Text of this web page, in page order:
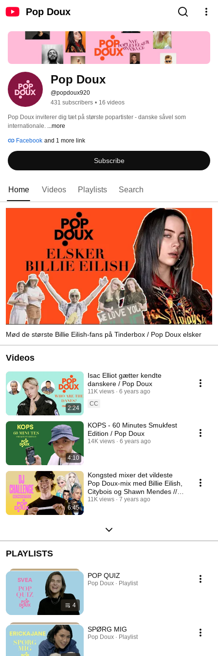
Pop Doux
Pop Doux
@popdoux920
431 subscribers • 16 videos
Pop Doux inviterer dig tæt på største popartister - danske såvel som
internationale. ...more
Facebook and 1 more link
Subscribe
Home Videos Playlists Search
Mød de største Billie Eilish-fans på Tinderbox / Pop Doux elsker
Videos
2:24
Isac Elliot gætter kendte
danskere / Pop Doux
11K views
6 years ago
CC
4:10
KOPS - 60 Minutes Smukfest
Edition / Pop Doux
14K views 6 years ago
6:45
Kongsted mixer det vildeste
Pop Doux-mix med Billie Eilish,
Citybois og Shawn Mendes //
Challenge
11K views 7 years ago
PLAYLISTS
4
POP QUIZ
Pop Doux · Playlist
SPØRG MIG
Pop Doux · Playlist